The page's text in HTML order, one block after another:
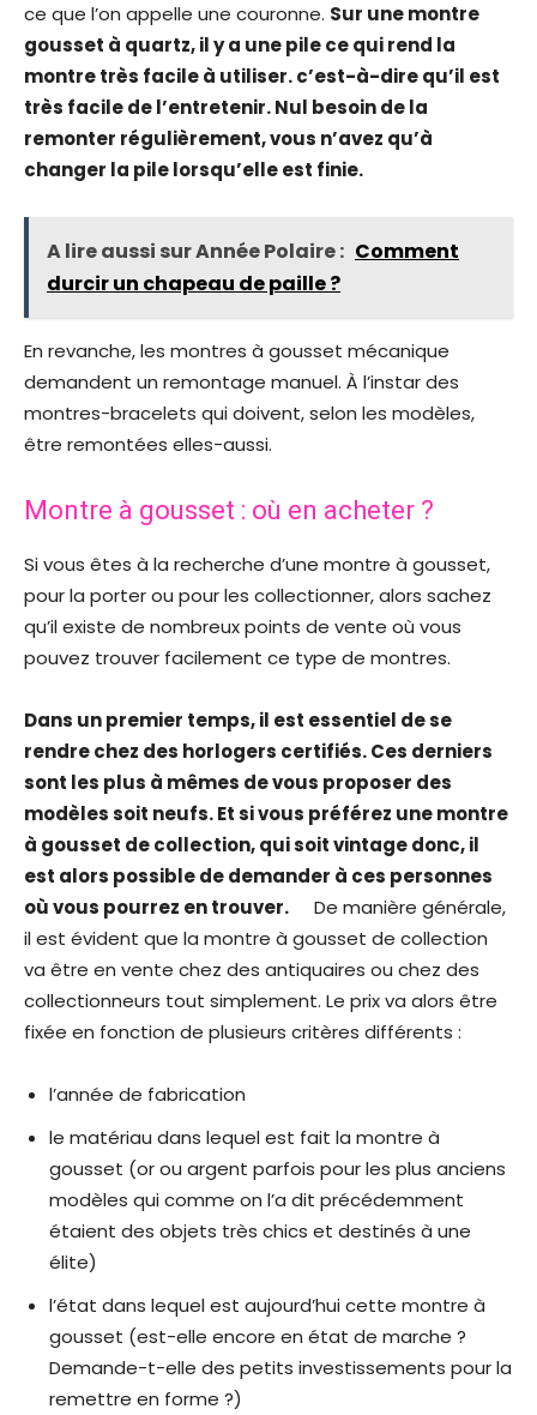
ce que l’on appelle une couronne. Sur une montre
gousset à quartz, il y a une pile ce qui rend la
montre très facile à utiliser. c’est-à-dire qu’il est
très facile de l’entretenir. Nul besoin de la
remonter régulièrement, vous n’avez qu’à
changer la pile lorsqu’elle est finie.
A lire aussi sur Année Polaire : Comment
durcir un chapeau de paille ?
En revanche, les montres à gousset mécanique
demandent un remontage manuel. À l’instar des
montres-bracelets qui doivent, selon les modèles,
être remontées elles-aussi.
Montre à gousset : où en acheter ?
Si vous êtes à la recherche d’une montre à gousset,
pour la porter ou pour les collectionner, alors sachez
qu’il existe de nombreux points de vente où vous
pouvez trouver facilement ce type de montres.
Dans un premier temps, il est essentiel de se
rendre chez des horlogers certifiés. Ces derniers
sont les plus à mêmes de vous proposer des
modèles soit neufs. Et si vous préférez une montre
à gousset de collection, qui soit vintage donc, il
est alors possible de demander à ces personnes
où vous pourrez en trouver. De manière générale,
il est évident que la montre à gousset de collection
va être en vente chez des antiquaires ou chez des
collectionneurs tout simplement. Le prix va alors être
fixée en fonction de plusieurs critères différents :
l’année de fabrication
le matériau dans lequel est fait la montre à
gousset (or ou argent parfois pour les plus anciens
modèles qui comme on l’a dit précédemment
étaient des objets très chics et destinés à une
élite)
l’état dans lequel est aujourd’hui cette montre à
gousset (est-elle encore en état de marche ?
Demande-t-elle des petits investissements pour la
remettre en forme ?)